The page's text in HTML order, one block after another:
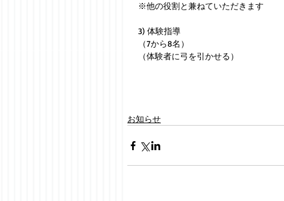
※他の役割と兼ねていただきます
3) 体験指導
（7から8名）
（体験者に弓を引かせる）
お知らせ